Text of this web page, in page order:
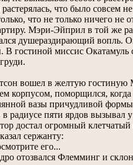
что было совсем не
что не только ничего
Мэри-Эйприл в той же
душераздирающий вопль.
В гостиной миссис Окатамуль
вошел в желтую гостиную
корпусом, поморщился,
вазы причудливой
радиусе пяти ярдов вызывал
достал огромный
сержанту:
его...
отозвался Флемминг и